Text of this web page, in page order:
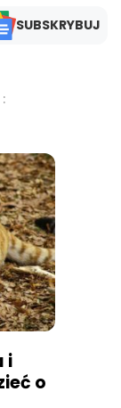
SUBSKRYBUJ
i
o